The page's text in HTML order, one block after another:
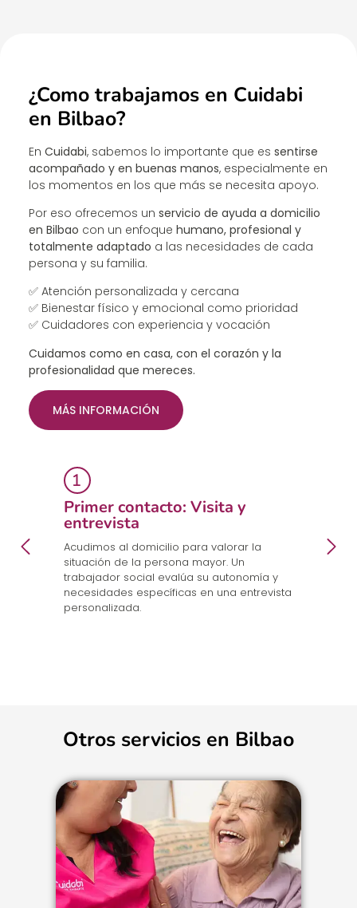
¿Como trabajamos en Cuidabi
en Bilbao?
En Cuidabi, sabemos lo importante que es sentirse
acompañado y en buenas manos, especialmente en
los momentos en los que más se necesita apoyo.
Por eso ofrecemos un servicio de ayuda a domicilio
en Bilbao con un enfoque humano, profesional y
totalmente adaptado a las necesidades de cada
persona y su familia.
✅ Atención personalizada y cercana
✅ Bienestar físico y emocional como prioridad
✅ Cuidadores con experiencia y vocación
Cuidamos como en casa, con el corazón y la
profesionalidad que mereces.
MÁS INFORMACIÓN
Primer contacto: Visita y
entrevista
Acudimos al domicilio para valorar la
situación de la persona mayor. Un
trabajador social evalúa su autonomía y
necesidades específicas en una entrevista
personalizada.
Otros servicios en Bilbao